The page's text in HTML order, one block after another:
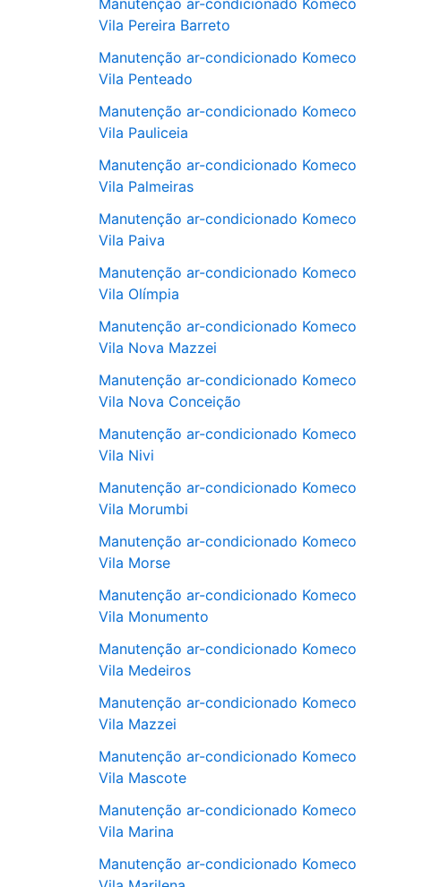
Manutenção ar-condicionado Komeco
Vila Pereira Barreto
Manutenção ar-condicionado Komeco
Vila Penteado
Manutenção ar-condicionado Komeco
Vila Pauliceia
Manutenção ar-condicionado Komeco
Vila Palmeiras
Manutenção ar-condicionado Komeco
Vila Paiva
Manutenção ar-condicionado Komeco
Vila Olímpia
Manutenção ar-condicionado Komeco
Vila Nova Mazzei
Manutenção ar-condicionado Komeco
Vila Nova Conceição
Manutenção ar-condicionado Komeco
Vila Nivi
Manutenção ar-condicionado Komeco
Vila Morumbi
Manutenção ar-condicionado Komeco
Vila Morse
Manutenção ar-condicionado Komeco
Vila Monumento
Manutenção ar-condicionado Komeco
Vila Medeiros
Manutenção ar-condicionado Komeco
Vila Mazzei
Manutenção ar-condicionado Komeco
Vila Mascote
Manutenção ar-condicionado Komeco
Vila Marina
Manutenção ar-condicionado Komeco